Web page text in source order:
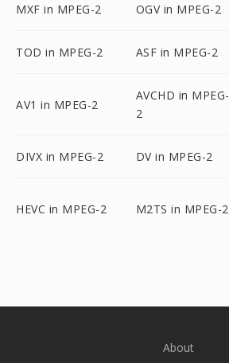
MXF in MPEG-2 OGV in MPEG-2
TOD in MPEG-2 ASF in MPEG-2
AV1 in MPEG-2
AVCHD in MPEG-
2
DIVX in MPEG-2 DV in MPEG-2
HEVC in MPEG-2 M2TS in MPEG-2
About